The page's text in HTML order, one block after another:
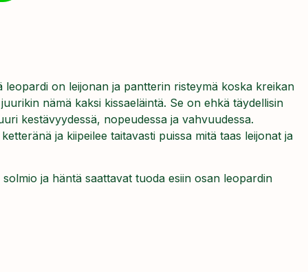
leopardi on leijonan ja pantterin risteymä koska kreikan
nämä kaksi kissaeläintä. Se on ehkä täydellisin
kestävyydessä, nopeudessa ja vahvuudessa.
ja kiipeilee taitavasti puissa mitä taas leijonat ja
ja häntä saattavat tuoda esiin osan leopardin